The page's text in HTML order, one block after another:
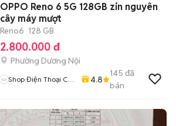
OPPO Reno 6 5G 128GB zin nguyên
cây máy mượt
Reno6 128 GB
2.800.000 đ
Phường Dương Nội
Shop Điện Thoại Cũ
4.8
145 đã
bán